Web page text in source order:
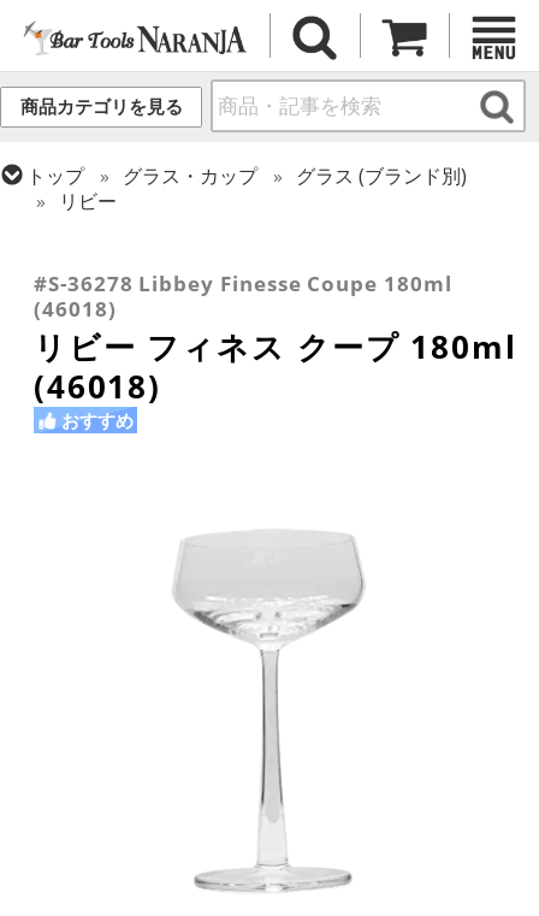
商品カテゴリを見る
トップ グラス・カップ
グラス (ブランド別)
リビー
カクテルグラス (140ml~199ml)
カクテルグラス (全サイズ)
#S-36278 Libbey Finesse Coupe 180ml
(46018)
リビー フィネス クープ 180ml
(46018)
おすすめ